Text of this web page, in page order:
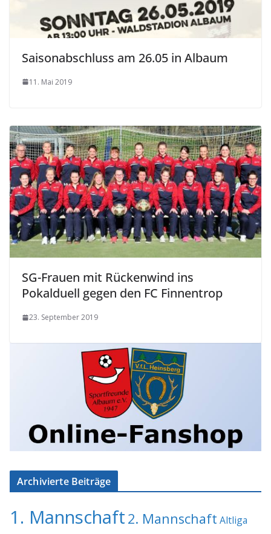
Saisonabschluss am 26.05 in Albaum
11. Mai 2019
SG-Frauen mit Rückenwind ins
Pokalduell gegen den FC Finnentrop
23. September 2019
Archivierte Beiträge
1. Mannschaft 2. Mannschaft Altliga